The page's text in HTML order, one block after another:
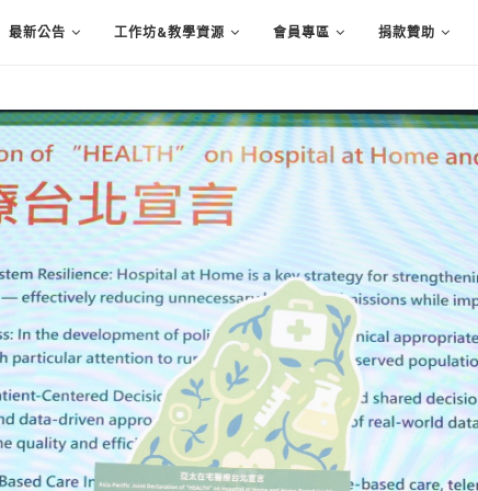
最新公告 工作坊&教學資源 會員專區 捐款贊助